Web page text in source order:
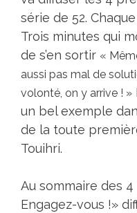
série de 52.
Trois minutes qui
de s’en sortir «
aussi pas mal de
volonté, on y arrive ! »
un bel exemple
de la toute
Touihri.
Au sommaire des
Engagez-vous !»